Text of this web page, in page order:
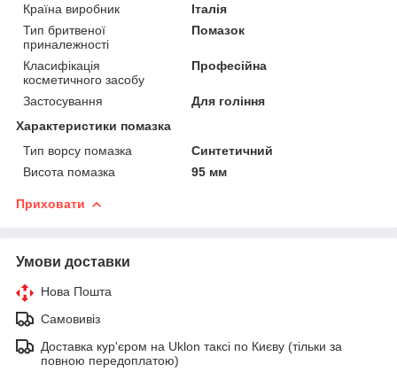
Країна виробник
Італія
Тип бритвеної
приналежності
Помазок
Класифікація
косметичного засобу
Професійна
Застосування
Для гоління
Характеристики помазка
Тип ворсу помазка
Синтетичний
Висота помазка
95 мм
Приховати
Умови доставки
Нова Пошта
Самовивіз
Доставка кур'єром на Uklon таксі по Києву (тільки за
повною передоплатою)